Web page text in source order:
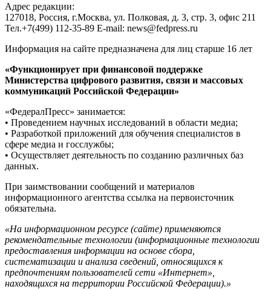
Адрес редакции:
127018, Россия, г.Москва, ул. Полковая, д. 3, стр. 3, офис 211
Тел.+7(499) 112-35-89 E-mail: news@fedpress.ru
Информация на сайте предназначена для лиц старше 16 лет
«Функционирует при финансовой поддержке
Министерства цифрового развития, связи и массовых
коммуникаций Российской Федерации»
«ФедералПресс» занимается:
• Проведением научных исследований в области медиа;
• Разработкой приложений для обучения специалистов в
сфере медиа и госслужбы;
• Осуществляет деятельность по созданию различных баз
данных.
При заимствовании сообщений и материалов
информационного агентства ссылка на первоисточник
обязательна.
«На информационном ресурсе (сайте) применяются
рекомендательные технологии (информационные технологии
предоставления информации на основе сбора,
систематизации и анализа сведений, относящихся к
предпочтениям пользователей сети «Интернет»,
находящихся на территории Российской Федерации).»